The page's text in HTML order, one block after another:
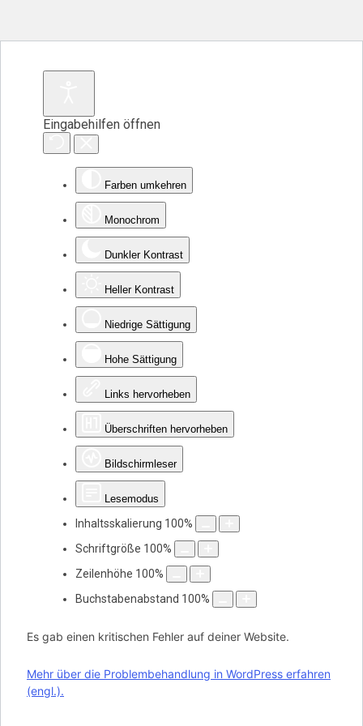
Eingabehilfen öffnen
Farben umkehren
Monochrom
Dunkler Kontrast
Heller Kontrast
Niedrige Sättigung
Hohe Sättigung
Links hervorheben
Überschriften hervorheben
Bildschirmleser
Lesemodus
Inhaltsskalierung 100%
Schriftgröße 100%
Zeilenhöhe 100%
Buchstabenabstand 100%
Es gab einen kritischen Fehler auf deiner Website.
Mehr über die Problembehandlung in WordPress erfahren
(engl.).